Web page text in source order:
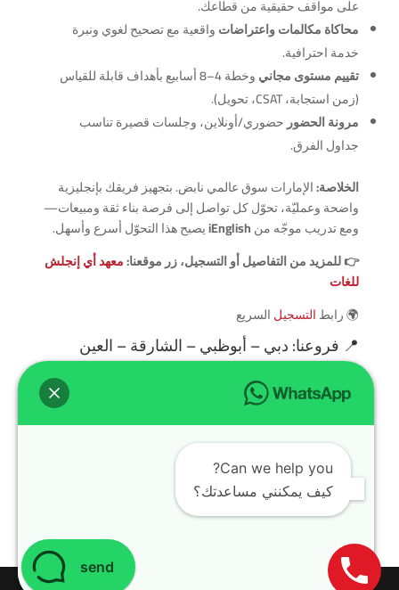
على مواقف حقيقية من قطاعك.
محاكاة مكالمات واعتراضاتواقعية مع تصحيح لغوي ونبرة
خدمة احترافية.
تقييم مستوى مجاني
وخطة 4–8 أسابيع بأهداف قابلة للقياس
(زمن استجابة، CSAT، تحويل).
مرونة الحضورحضوري/أونلاين، وجلسات قصيرة تناسب
جداول الفرق.
الخلاصة:الإمارات سوق عالمي نابض. بتجهيز فريقك بإنجليزية
واضحة وعمليّة، تحوّل كل تواصل إلى فرصة بناء ثقة ومبيعات—
ومع تدريب موجّه منiEnglishيصبح هذا التحوّل أسرع وأسهل.
👉 للمزيد من التفاصيل أو التسجيل، زر موقعنا:معهد أي إنجلش
للغات
🌍 رابطالتسجيلالسريع
📍 فروعنا: دبي – أبوظبي – الشارقة – العين
سوشيال ميديا
تابعنا لمعرفة العروض والجدول الأسبوعي:
🎥
TikTok
📱
Instagram
📘
Facebook
Can we help you?
كيف يمكنني مساعدتك؟
send